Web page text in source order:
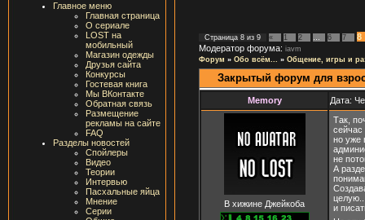
Главное меню
Главная страница
О сериале
LOST на
мобильный
Магазин одежды
Друзья сайта
Конкурсы
Гостевая книга
Мы ВКонтакте
Обратная связь
Размещение
рекламы на сайте
FAQ
Разделы новостей
Спойлеры
Видео
Теории
Интервью
Пасхальные яйца
Мнение
Серии
Страница 8 из 9 « 1 2 6 7
8
Модератор форума: iavm
Форум » Обо всём... » Общение, игры и
Закрытый форум для
Memory Дата:
В хижине Джейкоба
Так,
сейчас
но уже
не
А
и